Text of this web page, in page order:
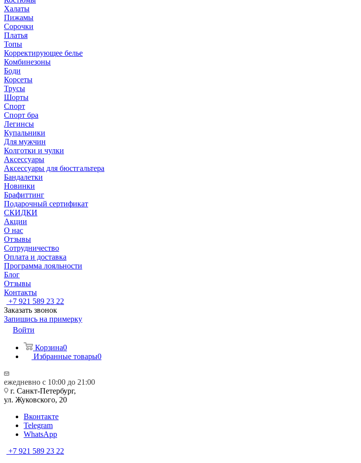
Халаты
Пижамы
Сорочки
Платья
Топы
Корректирующее белье
Комбинезоны
Боди
Корсеты
Трусы
Шорты
Спорт
Спорт бра
Легинсы
Купальники
Для мужчин
Колготки и чулки
Аксессуары
Аксессуары для бюстгальтера
Бандалетки
Новинки
Брафиттинг
Подарочный сертификат
СКИДКИ
Акции
О нас
Отзывы
Сотрудничество
Оплата и доставка
Программа лояльности
Блог
Отзывы
Контакты
+7 921 589 23 22
Заказать звонок
Запишись на примерку
Войти
Корзина0
Избранные товары0
ежедневно с 10:00 до 21:00
г. Санкт-Петербург,
ул. Жуковского, 20
Вконтакте
Telegram
WhatsApp
+7 921 589 23 22